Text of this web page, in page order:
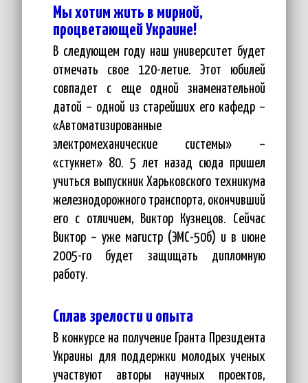
Мы хотим жить в мирной,
процветающей Украине!
В следующем году наш университет будет
отмечать свое 120-летие. Этот юбилей
совпадет с еще одной знаменательной
датой – одной из старейших его кафедр –
«Автоматизированные
электромеханические системы» –
«стукнет» 80. 5 лет назад сюда пришел
учиться выпускник Харьковского техникума
железнодорожного транспорта, окончивший
его с отличием, Виктор Кузнецов. Сейчас
Виктор – уже магистр (ЭМС-50б) и в июне
2005-го будет защищать дипломную
работу.
Сплав зрелости и опыта
В конкурсе на получение Гранта Президента
Украины для поддержки молодых ученых
участвуют авторы научных проектов,